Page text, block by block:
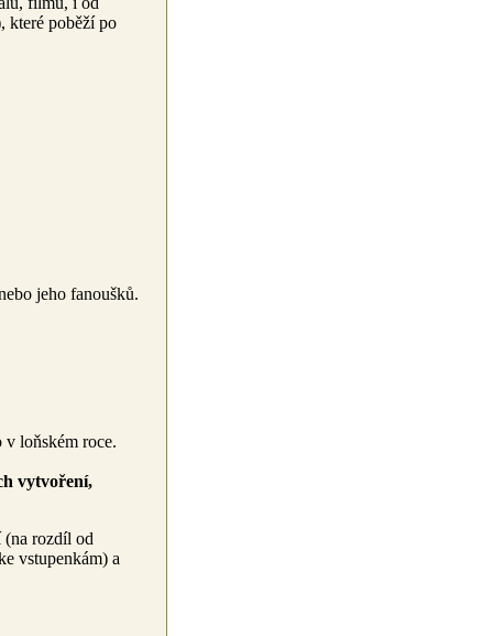
které poběží po
jeho fanoušků.
v loňském roce.
vytvoření,
(na rozdíl od
vstupenkám) a